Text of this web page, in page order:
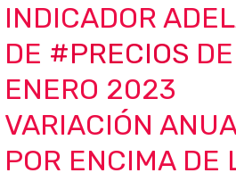
INDICADOR
DE #PRECIOS
ENERO 2023
VARIACIÓN
POR ENCIMA DE